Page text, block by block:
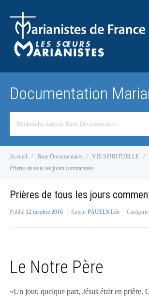
Documentation
Accueil Base Documentaire VIE SPIRITUELLE
Prières de tous les jours commentées
Prières de tous les jours
Publié 12 octobre 2016 Auteur PAUELS Léo Catégorie
Le Notre Père
«Un jour, quelque part, Jésus était en prière.